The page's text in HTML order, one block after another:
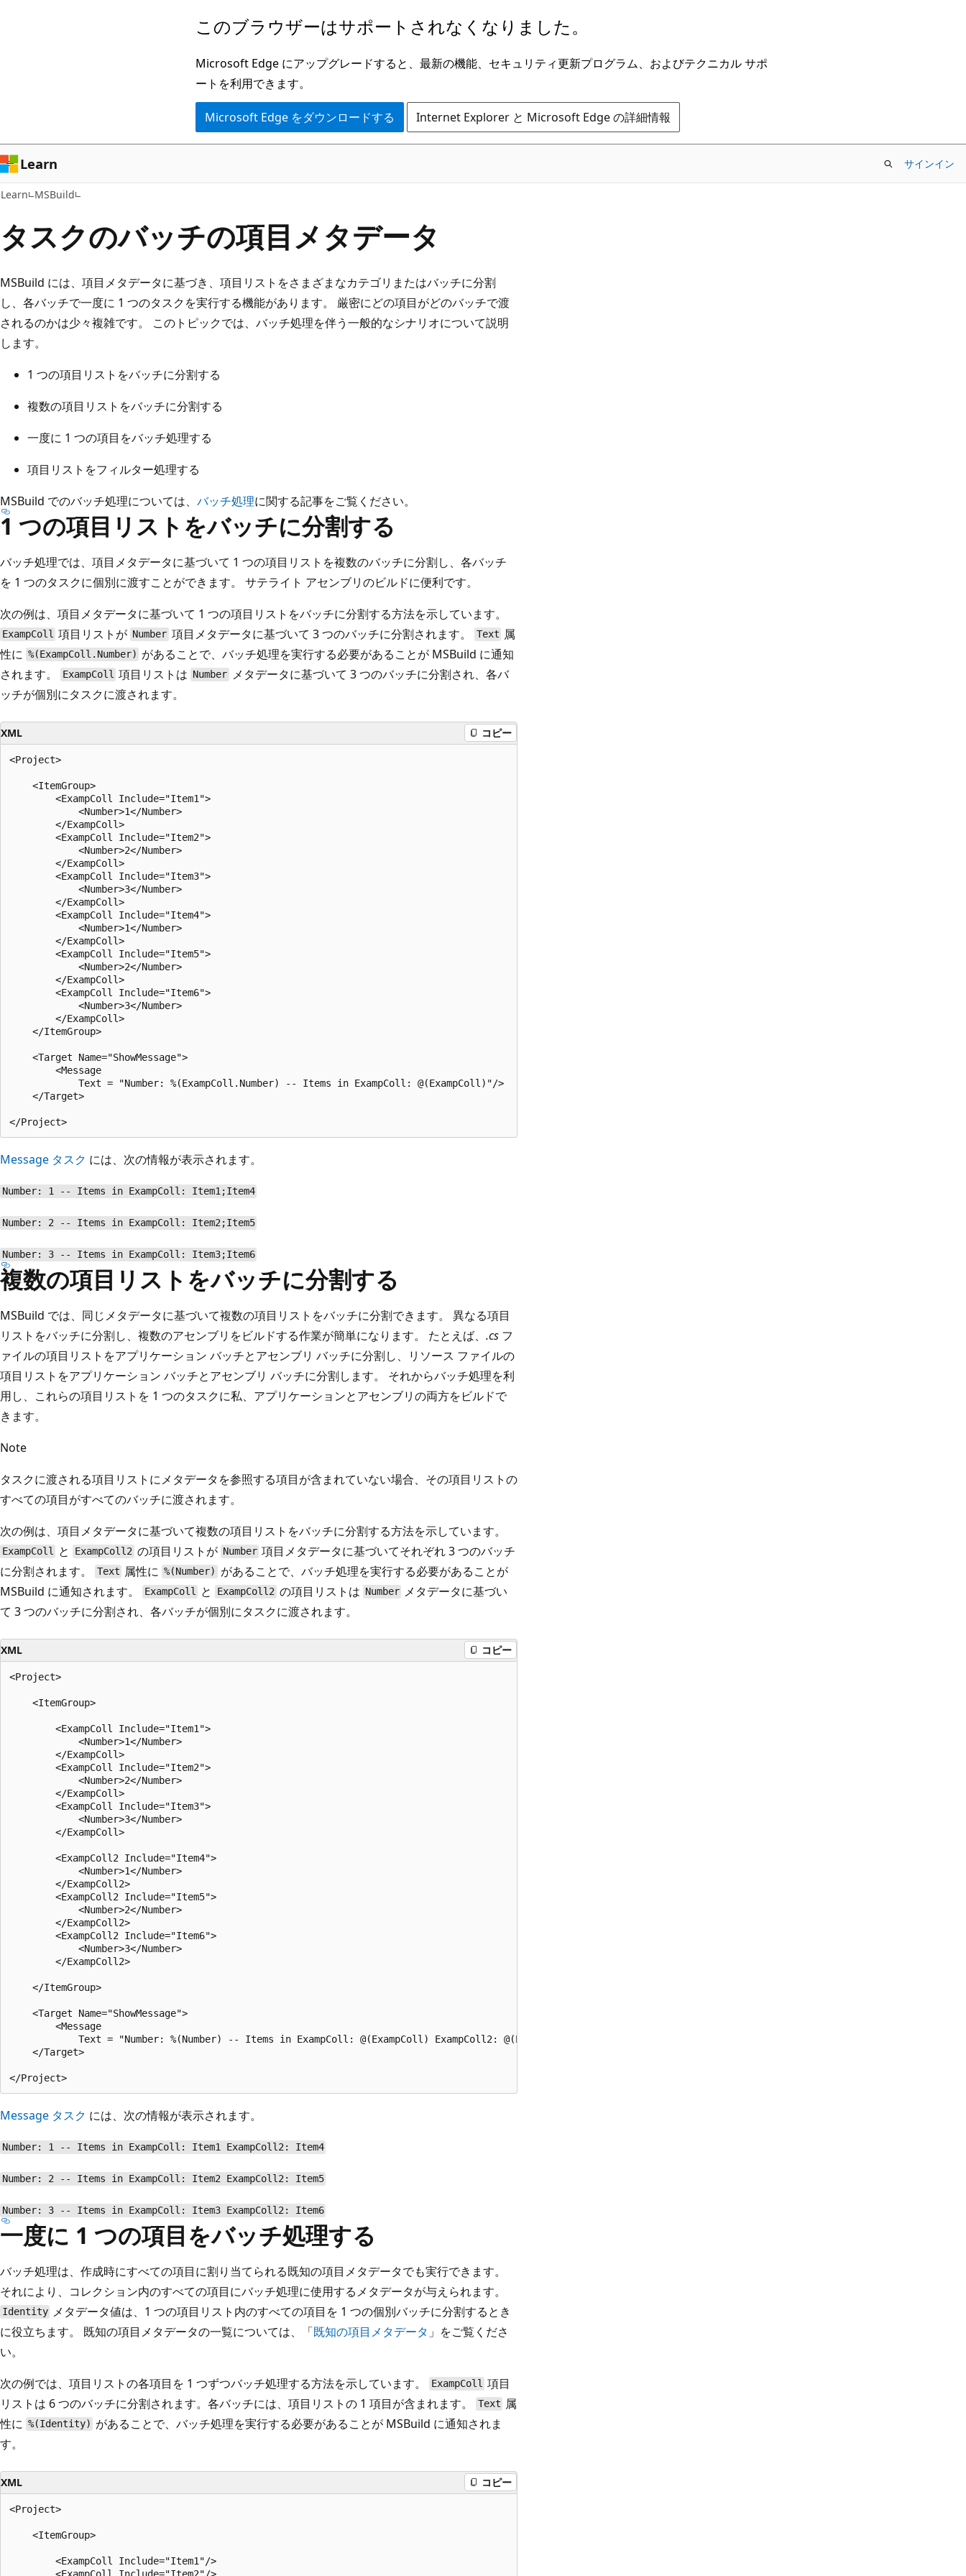
ン
ツ
に
ス
キ
ッ
このブラウザーはサポートされなくなりました。
Microsoft Edge にアップグレードすると、最新の機能、セキュリティ更新プログラム、およびテクニカル サポ
ートを利用できます。
Microsoft Edge をダウンロードする Internet Explorer と Microsoft Edge の詳細情報
Learn サインイン
Learn MSBuild
タスクのバッチの項目メタデータ
MSBuild には、項目メタデータに基づき、項目リストをさまざまなカテゴリまたはバッチに分割
し、各バッチで一度に 1 つのタスクを実行する機能があります。 厳密にどの項目がどのバッチで渡
されるのかは少々複雑です。 このトピックでは、バッチ処理を伴う一般的なシナリオについて説明
します。
1 つの項目リストをバッチに分割する
複数の項目リストをバッチに分割する
一度に 1 つの項目をバッチ処理する
項目リストをフィルター処理する
MSBuild でのバッチ処理については、 バッチ処理に関する記事をご覧ください。
1 つの項目リストをバッチに分割する
バッチ処理では、項目メタデータに基づいて 1 つの項目リストを複数のバッチに分割し、各バッチ
を 1 つのタスクに個別に渡すことができます。 サテライト アセンブリのビルドに便利です。
次の例は、項目メタデータに基づいて 1 つの項目リストをバッチに分割する方法を示しています。
ExampColl 項目リストが Number 項目メタデータに基づいて 3 つのバッチに分割されます。 Text 属
性に %(ExampColl.Number) があることで、バッチ処理を実行する必要があることが MSBuild に通知
されます。
ExampColl 項目リストは Number メタデータに基づいて 3 つのバッチに分割され、各バ
ッチが個別にタスクに渡されます。
XML コピー
<Project>
    <ItemGroup>
        <ExampColl Include="Item1">
            <Number>1</Number>
        </ExampColl>
        <ExampColl Include="Item2">
            <Number>2</Number>
        </ExampColl>
        <ExampColl Include="Item3">
            <Number>3</Number>
        </ExampColl>
        <ExampColl Include="Item4">
            <Number>1</Number>
        </ExampColl>
        <ExampColl Include="Item5">
            <Number>2</Number>
        </ExampColl>
        <ExampColl Include="Item6">
            <Number>3</Number>
        </ExampColl>
    </ItemGroup>
    <Target Name="ShowMessage">
        <Message
            Text = "Number: %(ExampColl.Number) -- Items in ExampColl: @(ExampColl)"/>
    </Target>
Message タスク には、次の情報が表示されます。
Number: 1 -- Items in ExampColl: Item1;Item4
Number: 2 -- Items in ExampColl: Item2;Item5
Number: 3 -- Items in ExampColl: Item3;Item6
複数の項目リストをバッチに分割する
MSBuild では、同じメタデータに基づいて複数の項目リストをバッチに分割できます。 異なる項目
リストをバッチに分割し、複数のアセンブリをビルドする作業が簡単になります。 たとえば、 .cs フ
ァイルの項目リストをアプリケーション バッチとアセンブリ バッチに分割し、リソース ファイルの
項目リストをアプリケーション バッチとアセンブリ バッチに分割します。 それからバッチ処理を利
用し、これらの項目リストを 1 つのタスクに私、アプリケーションとアセンブリの両方をビルドで
きます。
Note
タスクに渡される項目リストにメタデータを参照する項目が含まれていない場合、その項目リストの
すべての項目がすべてのバッチに渡されます。
次の例は、項目メタデータに基づいて複数の項目リストをバッチに分割する方法を示しています。
ExampColl と ExampColl2 の項目リストが Number 項目メタデータに基づいてそれぞれ 3 つのバッチ
に分割されます。
Text 属性に %(Number)
があることで、バッチ処理を実行する必要があることが
MSBuild に通知されます。
ExampColl と ExampColl2 の項目リストは Number メタデータに基づい
て 3 つのバッチに分割され、各バッチが個別にタスクに渡されます。
XML コピー
<Project>
    <ItemGroup>
        <ExampColl Include="Item1">
            <Number>1</Number>
        </ExampColl>
        <ExampColl Include="Item2">
            <Number>2</Number>
        </ExampColl>
        <ExampColl Include="Item3">
            <Number>3</Number>
        </ExampColl>
        <ExampColl2 Include="Item4">
            <Number>1</Number>
        </ExampColl2>
        <ExampColl2 Include="Item5">
            <Number>2</Number>
        </ExampColl2>
        <ExampColl2 Include="Item6">
            <Number>3</Number>
        </ExampColl2>
    </ItemGroup>
    <Target Name="ShowMessage">
        <Message
            Text = "Number: %(Number) -- Items in ExampColl: @(ExampColl) ExampColl2: @(ExampColl2)"/>
    </Target>
Message タスク には、次の情報が表示されます。
Number: 1 -- Items in ExampColl: Item1 ExampColl2: Item4
Number: 2 -- Items in ExampColl: Item2 ExampColl2: Item5
Number: 3 -- Items in ExampColl: Item3 ExampColl2: Item6
一度に 1 つの項目をバッチ処理する
バッチ処理は、作成時にすべての項目に割り当てられる既知の項目メタデータでも実行できます。
それにより、コレクション内のすべての項目にバッチ処理に使用するメタデータが与えられます。
Identity メタデータ値は、1 つの項目リスト内のすべての項目を 1 つの個別バッチに分割するとき
に役立ちます。 既知の項目メタデータの一覧については、「既知の項目メタデータ 」をご覧くださ
い。
次の例では、項目リストの各項目を 1 つずつバッチ処理する方法を示しています。
ExampColl 項目
リストは 6 つのバッチに分割されます。各バッチには、項目リストの 1 項目が含まれます。
Text 属
性に %(Identity) があることで、バッチ処理を実行する必要があることが MSBuild に通知されま
す。
XML コピー
<Project>
    <ItemGroup>
        <ExampColl Include="Item1"/>
        <ExampColl Include="Item2"/>